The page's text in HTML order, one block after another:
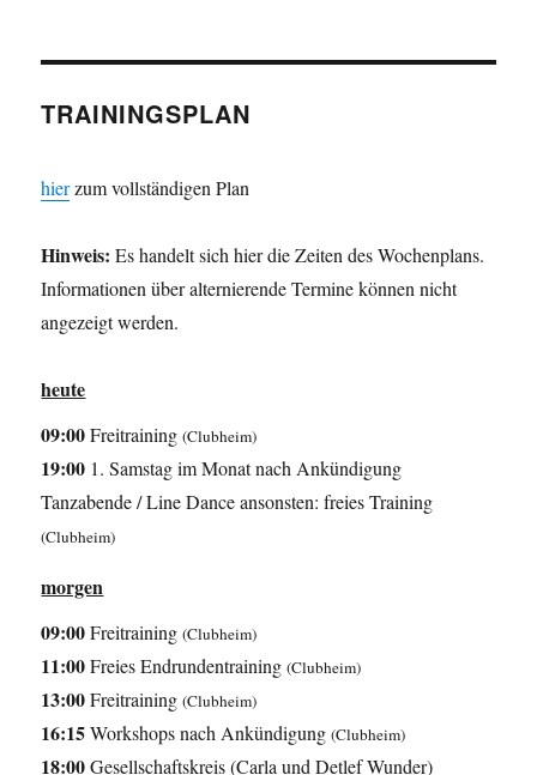
TRAININGSPLAN
hierzum vollständigen Plan
Hinweis: Es handelt sich hier die Zeiten des Wochenplans.
Informationen über alternierende Termine können nicht
angezeigt werden.
heute
09:00Freitraining(Clubheim)
19:00 1. Samstag im Monat nach Ankündigung
Tanzabende / Line Dance ansonsten: freies Training
(Clubheim)
morgen
09:00Freitraining(Clubheim)
11:00Freies Endrundentraining(Clubheim)
13:00Freitraining(Clubheim)
16:15Workshops nach Ankündigung(Clubheim)
18:00Gesellschaftskreis (Carla und Detlef Wunder)